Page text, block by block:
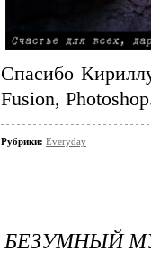
Спасибо
Fusion,
Рубрики: Everyday
БЕЗУМНЫЙ